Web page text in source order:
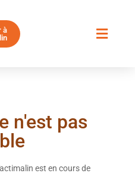
à
n'est pas
est en cours de